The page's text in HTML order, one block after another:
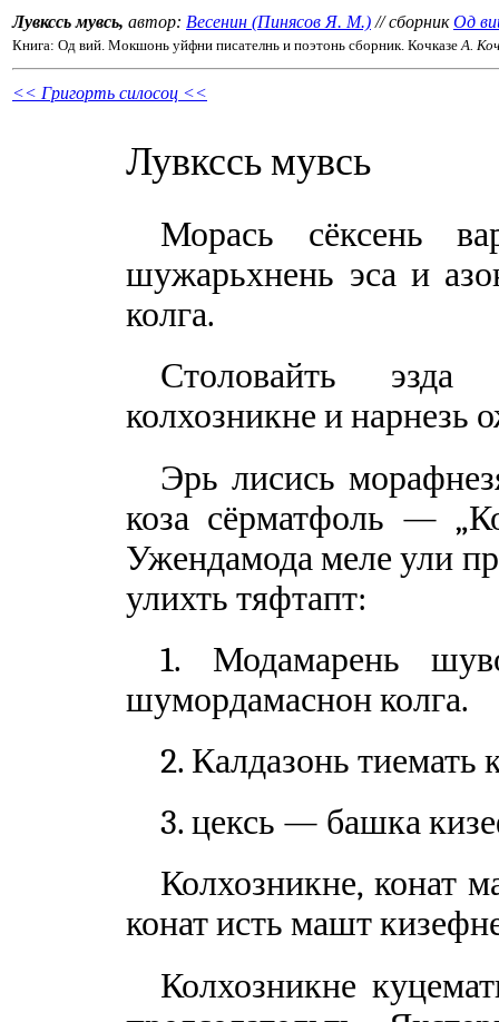
Лувкссь мувсь, автор: Весенин (Пинясов Я. М.) // сборникОд
Книга: Од вий. Мокшонь уйфни писателнь и поэтонь сборник. КочказеА.
<< Григорть силосоц <<
Лувкссь мувсь
Морась сёксень
шужарьхнень эса и
колга.
Столовайть эзда
колхозникне и нарнезь
Эрь лисись
коза сёрматфоль —
Ужендамода меле ули
улихть тяфтапт:
1. Модамарень
шумордамаснон колга.
2. Калдазонь тиемать
3. цексь — башка
Колхозникне, конат
конат исть машт
Колхозникне